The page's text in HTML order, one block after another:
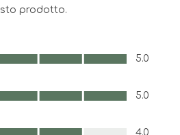
prodotto.
5.0
5
5.0
4.0